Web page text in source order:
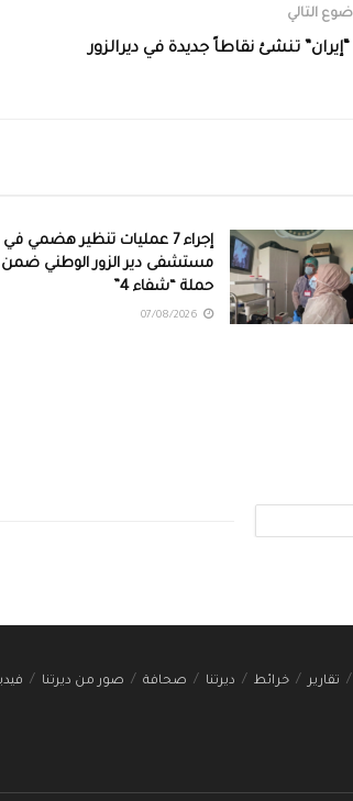
التالي
“إيران” تنشئ نقاطاً جديدة في ديرالزور
إجراء 7 عمليات تنظير هضمي في
مستشفى دير الزور الوطني ضمن
حملة “شفاء 4”
تقارير خرائط ديرتنا صحافة صور من ديرتنا